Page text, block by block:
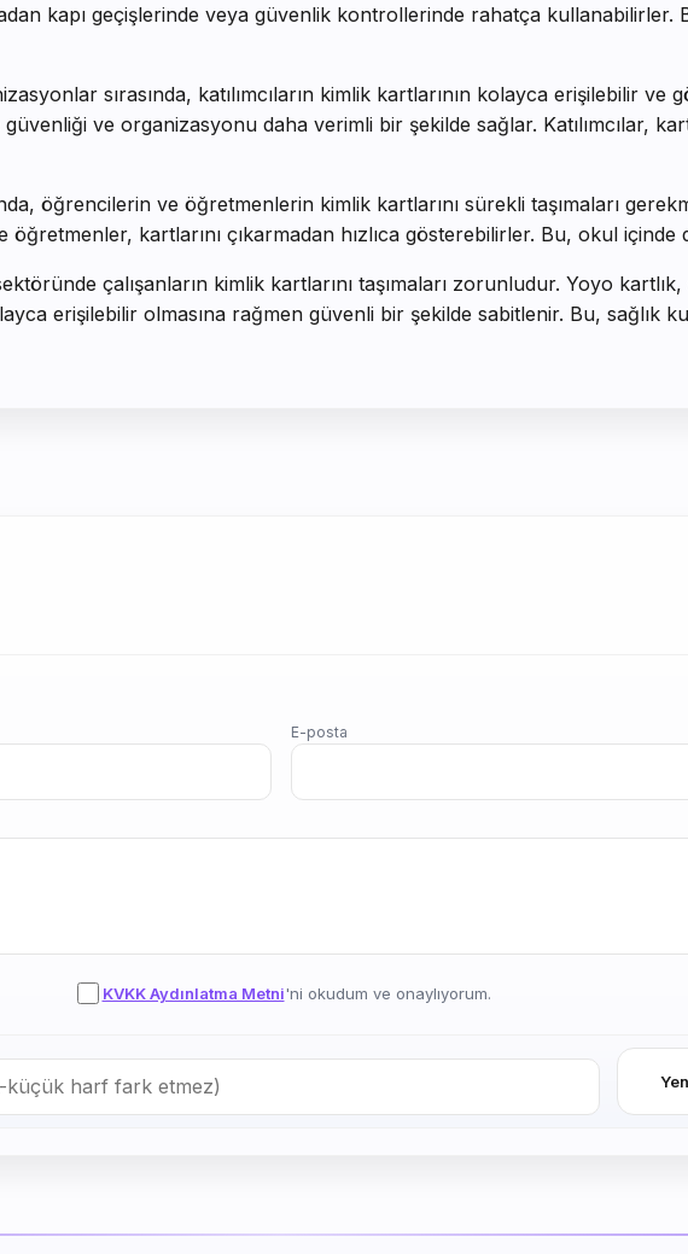
kapı geçişlerinde veya güvenlik kontrollerinde rahatça kullanabilirler.
sırasında, katılımcıların kimlik kartlarının kolayca erişilebilir ve
ve organizasyonu daha verimli bir şekilde sağlar. Katılımcılar,
öğrencilerin ve öğretmenlerin kimlik kartlarını sürekli taşımaları
kartlarını çıkarmadan hızlıca gösterebilirler. Bu, okul içinde
çalışanların kimlik kartlarını taşımaları zorunludur. Yoyo
erişilebilir olmasına rağmen güvenli bir şekilde sabitlenir. Bu, sağlık
E-posta
KVKK Aydınlatma Metni'ni okudum ve onaylıyorum.